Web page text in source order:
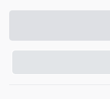
Охотничье